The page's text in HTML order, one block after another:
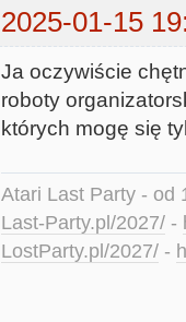
2025-01-15
Ja oczywiście
roboty
których mogę się
Atari Last Party - od
Last-Party.pl/2027/ -
LostParty.pl/2027/ -